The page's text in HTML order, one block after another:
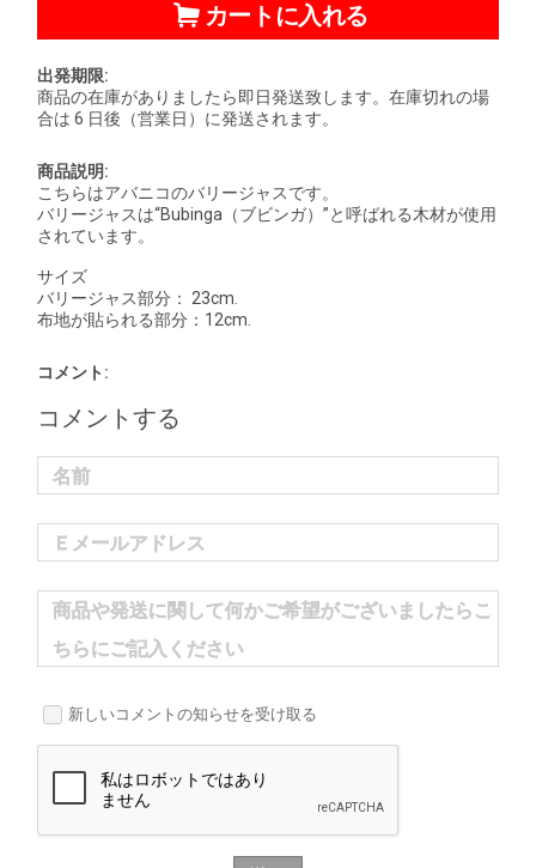
カートに入れる
出発期限:
商品の在庫がありましたら即日発送致します。在庫切れの場
合は 6 日後（営業日）に発送されます。
商品説明:
こちらはアバニコのバリージャスです。
バリージャスは“Bubinga（ブビンガ）”と呼ばれる木材が使用
されています。
サイズ
バリージャス部分： 23cm.
布地が貼られる部分：12cm.
コメント:
コメントする
名前
Ｅメールアドレス
商品や発送に関して何かご希望がございましたらこ
ちらにご記入ください
新しいコメントの知らせを受け取る